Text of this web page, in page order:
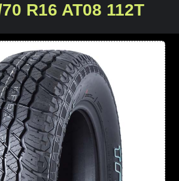
R16 AT08 112T